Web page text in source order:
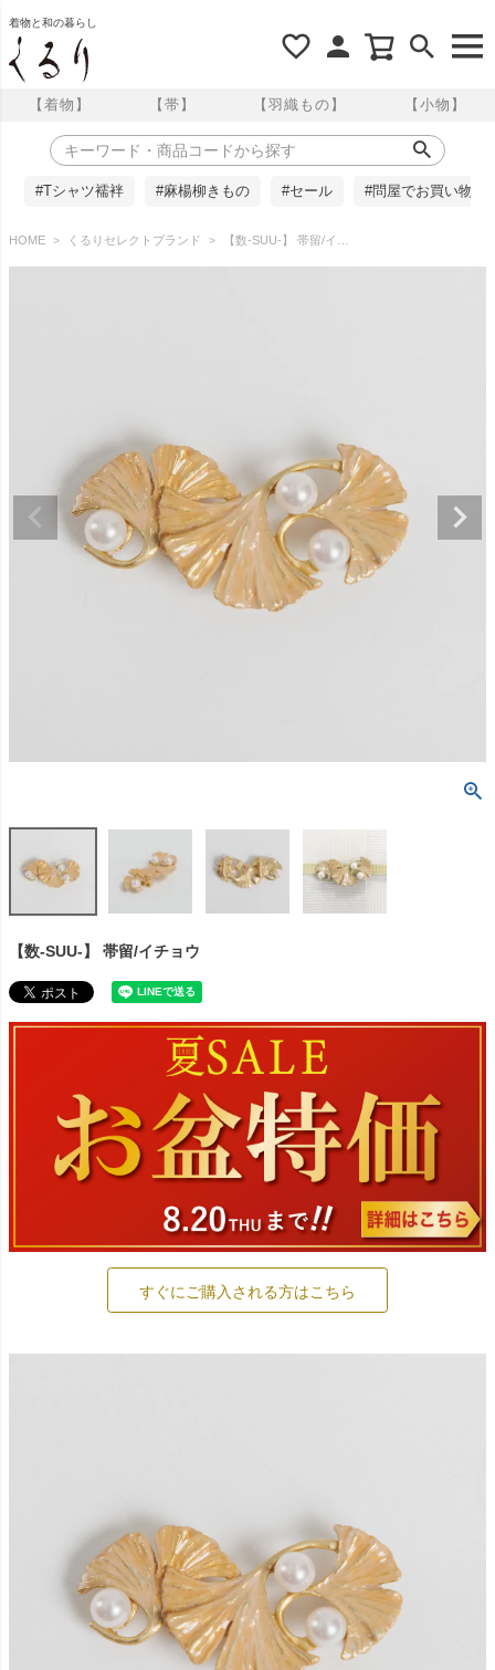
着物と和の暮らし
【着物】 【帯】 【羽織もの】 【小物】
#Tシャツ襦袢 #麻楊柳きもの #セール #問屋でお買い物
HOME くるりセレクトブランド 【数-SUU-】 帯留/イチョウ
【数-SUU-】 帯留/イチョウ
すぐにご購入される方はこちら